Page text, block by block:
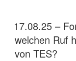
17.08.25 –
welchen Ruf
von TES?